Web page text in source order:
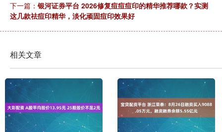
下一篇： 银河证券平台 2026修复痘痘痘印的精华推荐哪款？实测
这几款祛痘印精华，淡化顽固痘印效果好
相关文章